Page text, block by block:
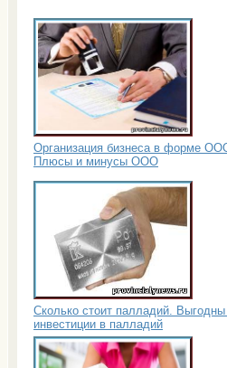
Организация бизнеса в форме
Плюсы и минусы ООО
Сколько стоит палладий.
инвестиции в палладий